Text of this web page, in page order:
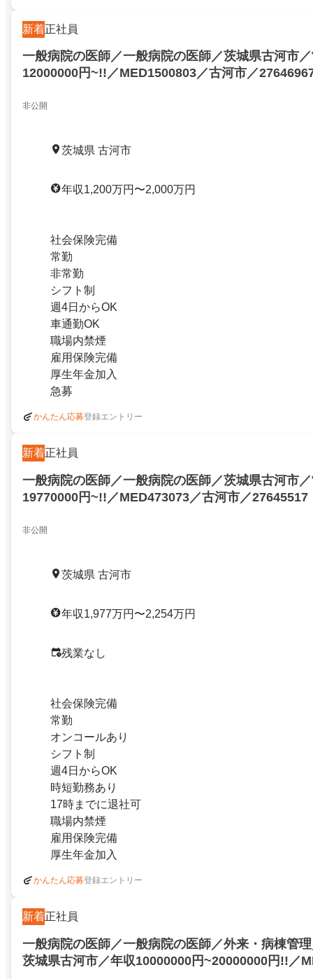
新着正社員
一般病院の医師／一般病院の医師／茨城県古河市
12000000円~!!／MED1500803／古河市／
非公開
茨城県 古河市
年収1,200万円〜2,000万円
社会保険完備
常勤
非常勤
シフト制
週4日からOK
車通勤OK
職場内禁煙
雇用保険完備
厚生年金加入
急募
かんたん応募登録エントリー
新着正社員
一般病院の医師／一般病院の医師／茨城県古河市
19770000円~!!／MED473073／古河市／27645517
非公開
茨城県 古河市
年収1,977万円〜2,254万円
残業なし
社会保険完備
常勤
オンコールあり
シフト制
週4日からOK
時短勤務あり
17時までに退社可
職場内禁煙
雇用保険完備
厚生年金加入
かんたん応募登録エントリー
新着正社員
一般病院の医師／一般病院の医師／外来・病棟管
茨城県古河市／年収10000000円~20000000円!!／